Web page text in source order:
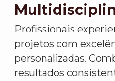
Profissionais
projetos com
personalizadas.
resultados